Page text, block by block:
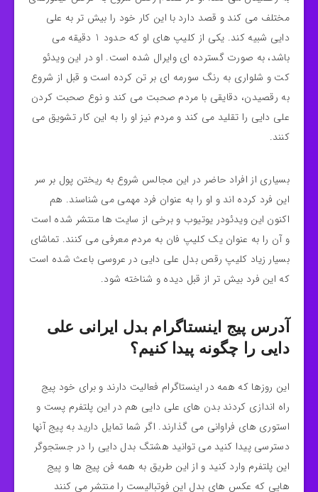
مختلف می کند و قصد دارد با این کار خود را بیش تر به علی
دایی شبیه کند. یکی از کلیپ های او که حدود 1 دقیقه می
باشد، به صورت گسترده ای وایرال شده است. او در این ویدئو
کت و شلواری به رنگ سورمه ای بر تن کرده است و قبل از شروع
به رقصیدن، دقایقی با مردم صحبت می کند و نوع صحبت کردن
علی دایی را تقلید می کند و مردم نیز او را به این کار تشویق می
کنند.
بسیاری از افراد حاضر در این مجالس شروع به ریختن پول بر سر
این فرد کرده اند و او را به عنوان فرد مهمی می شناسند. هم
اکنون این ویدئودر یوتیوب و برخی از سایت ها منتشر شده است
و آن را به عنوان یک کلیپ فان به مردم معرفی می کنند. تماشای
بسیار زیاد کلیپ رقص بدل علی دایی در عروسی باعث شده است
که این فرد بیش تر از قبل دیده و شناخته شود.
آدرس پیج اینستاگرام بدل ایرانی علی
دایی را چگونه پیدا کنیم؟
این روزها که همه در اینستاگرام فعالیت دارند و برای خود پیج
راه اندازی کردند بدن های علی دایی هم در این پلتفرم پست و
استوری های فراوانی می گذارند. اگر شما تمایل دارید به پیج آنها
دسترسی پیدا کنید می توانید هشتگ بدل دایی را در جستجوگر
این پلتفرم وارد کنید و از این طریق به همه فن پیج ها و پیج
هایی که عکس های بدل این فوتبالیست را منتشر می‌ کنند